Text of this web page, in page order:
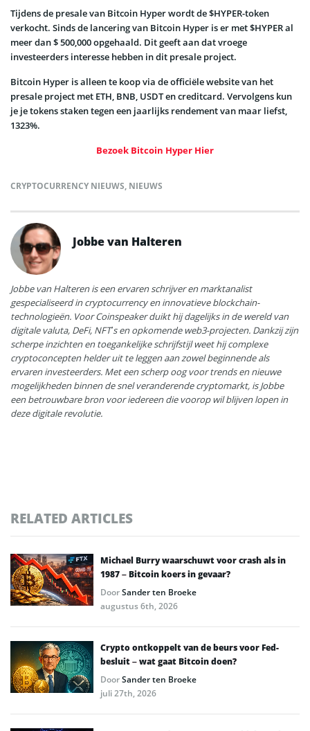
Tijdens de presale van Bitcoin Hyper wordt de $HYPER-token
verkocht. Sinds de lancering van Bitcoin Hyper is er met $HYPER al
meer dan $ 500,000 opgehaald. Dit geeft aan dat vroege
investeerders interesse hebben in dit presale project.
Bitcoin Hyper is alleen te koop via de officiële website van het
presale project met ETH, BNB, USDT en creditcard. Vervolgens kun
je je tokens staken tegen een jaarlijks rendement van maar liefst,
1323%.
Bezoek Bitcoin Hyper Hier
CRYPTOCURRENCY NIEUWS, NIEUWS
Jobbe van Halteren
Jobbe van Halteren is een ervaren schrijver en marktanalist
gespecialiseerd in cryptocurrency en innovatieve blockchain-
technologieën. Voor Coinspeaker duikt hij dagelijks in de wereld van
digitale valuta, DeFi, NFT’s en opkomende web3-projecten. Dankzij zijn
scherpe inzichten en toegankelijke schrijfstijl weet hij complexe
cryptoconcepten helder uit te leggen aan zowel beginnende als
ervaren investeerders. Met een scherp oog voor trends en nieuwe
mogelijkheden binnen de snel veranderende cryptomarkt, is Jobbe
een betrouwbare bron voor iedereen die voorop wil blijven lopen in
deze digitale revolutie.
RELATED ARTICLES
Michael Burry waarschuwt voor crash als in
1987 – Bitcoin koers in gevaar?
DoorSander ten Broeke
augustus 6th, 2026
Crypto ontkoppelt van de beurs voor Fed-
besluit – wat gaat Bitcoin doen?
DoorSander ten Broeke
juli 27th, 2026